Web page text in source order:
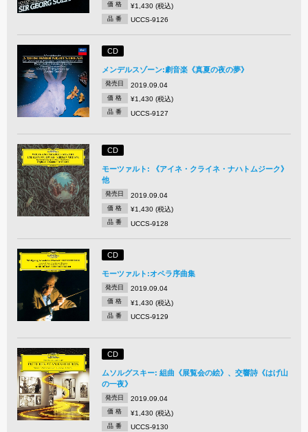
価 格 ¥1,430 (税込)
品 番 UCCS-9126
CD
メンデルスゾーン:劇音楽《真夏の夜の夢》
発売日 2019.09.04
価 格 ¥1,430 (税込)
品 番 UCCS-9127
CD
モーツァルト: 《アイネ・クライネ・ナハトムジーク》
他
発売日 2019.09.04
価 格 ¥1,430 (税込)
品 番 UCCS-9128
CD
モーツァルト:オペラ序曲集
発売日 2019.09.04
価 格 ¥1,430 (税込)
品 番 UCCS-9129
CD
ムソルグスキー: 組曲《展覧会の絵》、交響詩《はげ山
の一夜》
発売日 2019.09.04
価 格 ¥1,430 (税込)
品 番 UCCS-9130